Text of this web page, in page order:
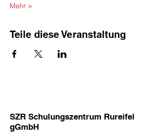
Mehr >
Teile diese Veranstaltung
SZR Schulungszentrum Rureifel
gGmbH